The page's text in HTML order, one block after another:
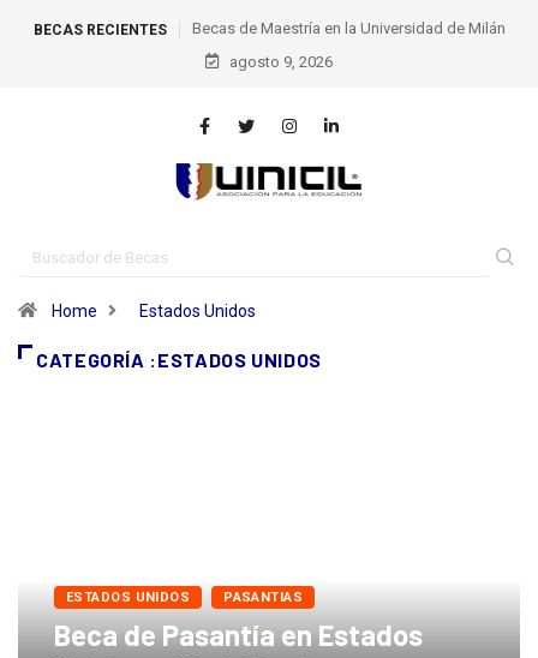
BECAS RECIENTES
Becas de Maestría en la Universidad de Milán
Becas de
agosto 9, 2026
Home Estados Unidos
CATEGORÍA :ESTADOS UNIDOS
ESTADOS UNIDOS PASANTIAS
Beca de Pasantía en Estados